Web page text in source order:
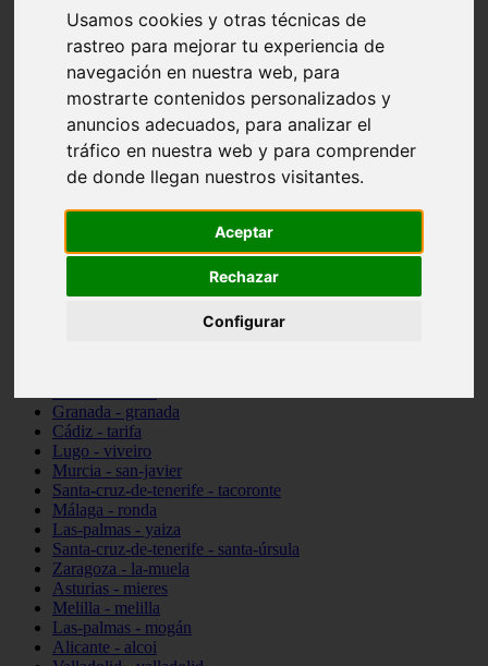
Usamos cookies y otras técnicas de
rastreo para mejorar tu experiencia de
navegación en nuestra web, para
mostrarte contenidos personalizados y
anuncios adecuados, para analizar el
tráfico en nuestra web y para comprender
de donde llegan nuestros visitantes.
Aceptar
Rechazar
Configurar
vocabulario de cocina
Madrid - pozuelo-de-alarcón
Teruel - sarrión
Cádiz - algodonales
Illes-balears - inca
Madrid - madrid
Málaga - torremolinos
Asturias - oviedo
Cádiz - el-puerto-de-santa-maría
Toledo - illescas
Málaga - marbella
Barcelona - barcelona
Granada - granada
Cádiz - tarifa
Lugo - viveiro
Murcia - san-javier
Santa-cruz-de-tenerife - tacoronte
Málaga - ronda
Las-palmas - yaiza
Santa-cruz-de-tenerife - santa-úrsula
Zaragoza - la-muela
Asturias - mieres
Melilla - melilla
Las-palmas - mogán
Alicante - alcoi